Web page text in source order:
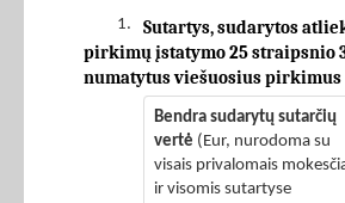
1.
Sutartys, sudarytos
pirkimų įstatymo 25 straipsnio
numatytus viešuosius pirkimus
Bendra sudarytų sutarčių
vertė (Eur, nurodoma su
visais privalomais
ir visomis sutartyse